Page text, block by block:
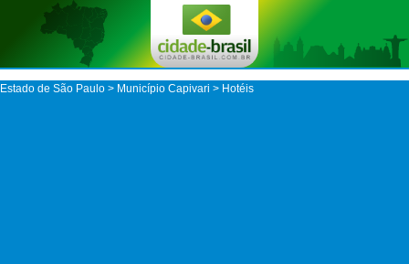
Estado de São Paulo > Município Capivari > Hotéis